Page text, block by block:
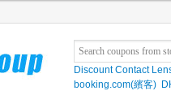
Discount Contact
booking.com(繽客)